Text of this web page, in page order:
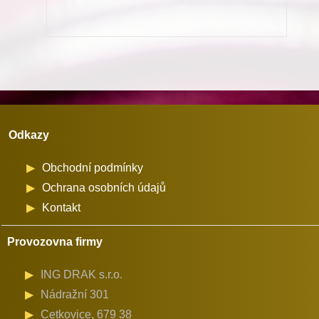
Odkazy
Obchodní podmínky
Ochrana osobních údajů
Kontakt
Provozovna firmy
ING DRAK s.r.o.
Nádražní 301
Cetkovice, 679 38